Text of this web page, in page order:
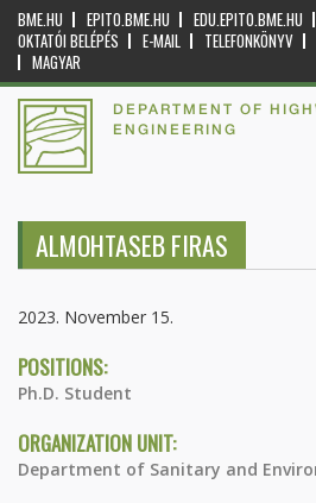
BME.HU EPITO.BME.HU EDU.EPITO.BME.HU
OKTATÓI BELÉPÉS
E-MAIL TELEFONKÖNYV
MAGYAR
DEPARTMENT OF
ENGINEERING
ALMOHTASEB FIRAS
2023. November 15.
POSITIONS:
Ph.D. Student
ORGANIZATION UNIT:
Department of Sanitary and